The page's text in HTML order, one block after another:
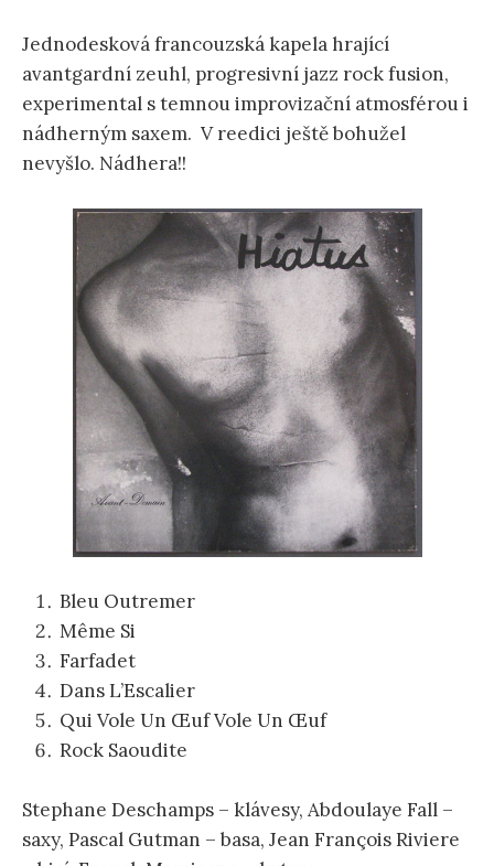
Jednodesková francouzská kapela hrající
avantgardní zeuhl, progresivní jazz rock fusion,
experimental s temnou improvizační atmosférou i
nádherným saxem. V reedici ještě bohužel
nevyšlo. Nádhera!!
Bleu Outremer
Même Si
Farfadet
Dans L’Escalier
Qui Vole Un Œuf Vole Un Œuf
Rock Saoudite
Stephane Deschamps – klávesy, Abdoulaye Fall –
saxy, Pascal Gutman – basa, Jean François Riviere